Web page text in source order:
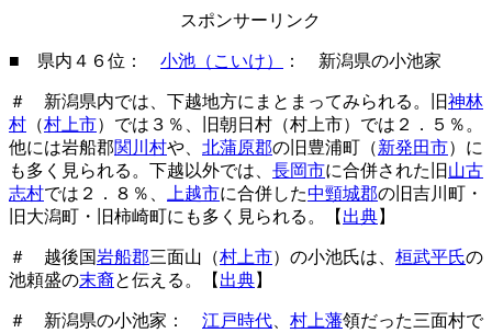
スポンサーリンク
■ 県内４６位： 小池（こいけ） ： 新潟県の小池家
＃ 新潟県内では、下越地方にまとまってみられる。旧神林
村 （村上市）では３％、旧朝日村（村上市）では２．５％。
他には岩船郡関川村や、 北蒲原郡の旧豊浦町（新発田市）に
も多く見られる。下越以外では、 長岡市に合併された旧 山古
志村では２．８％、 上越市に合併した中頸城郡の旧吉川町・
旧大潟町・旧柿崎町にも多く見られる。【 出典】
＃ 越後国岩船郡三面山（村上市）の小池氏は、 桓武平氏の
池頼盛の末裔と伝える。【 出典】
＃ 新潟県の小池家： 江戸時代 村上藩領だった三面村で